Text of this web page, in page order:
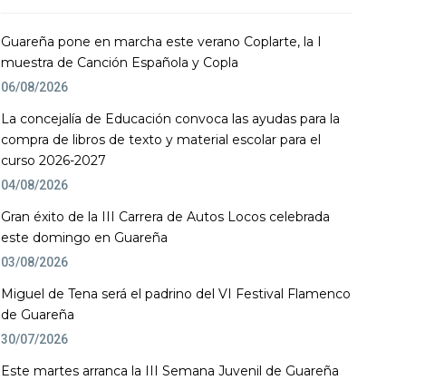
Guareña pone en marcha este verano Coplarte, la I
muestra de Canción Española y Copla
06/08/2026
La concejalía de Educación convoca las ayudas para la
compra de libros de texto y material escolar para el
curso 2026-2027
04/08/2026
Gran éxito de la III Carrera de Autos Locos celebrada
este domingo en Guareña
03/08/2026
Miguel de Tena será el padrino del VI Festival Flamenco
de Guareña
30/07/2026
Este martes arranca la III Semana Juvenil de Guareña